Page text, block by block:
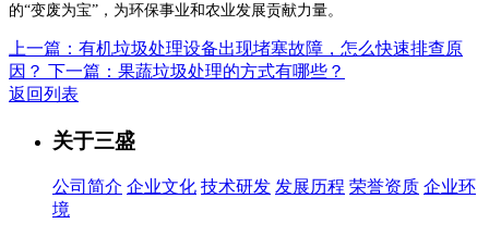
的“变废为宝”，为环保事业和农业发展贡献力量。
上一篇：有机垃圾处理设备出现堵塞故障，怎么快速排查原
因？ 下一篇：果蔬垃圾处理的方式有哪些？
返回列表
关于三盛
公司简介 企业文化 技术研发 发展历程 荣誉资质 企业环
境